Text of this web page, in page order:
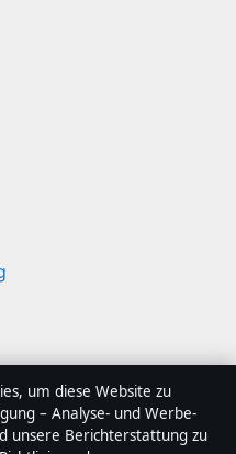
digitaler
um diese Website zu
– Analyse- und Werbe-
unsere Berichterstattung zu